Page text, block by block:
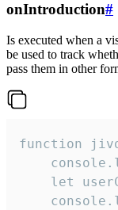
onIntroduction#
Is executed when a
be used to track
pass them in other
function
let